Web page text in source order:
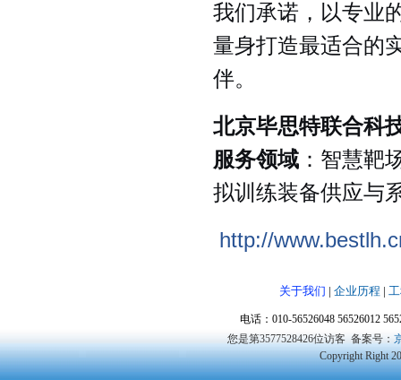
我们承诺，以专业
量身打造最适合的
伴。
北京毕思特联合科
服务领域 ：智慧靶
拟训练装备供应与
http://
关于我们 | 企业历程 |
电话：010-56526048 56526012
您是第3577528426位访客 备案号：
Copyright Right